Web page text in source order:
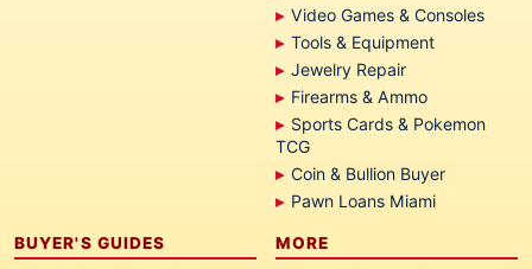
Video Games & Consoles
Tools & Equipment
Jewelry Repair
Firearms & Ammo
Sports Cards & Pokemon
TCG
Coin & Bullion Buyer
Pawn Loans Miami
BUYER'S GUIDES MORE